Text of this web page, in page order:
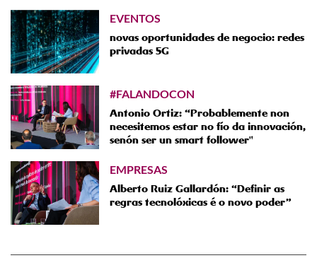
EVENTOS
novas oportunidades de negocio: redes
privadas 5G
#FALANDOCON
Antonio Ortiz: “Probablemente non
necesitemos estar no fío da innovación,
senón ser un smart follower"
EMPRESAS
Alberto Ruiz Gallardón: “Definir as
regras tecnolóxicas é o novo poder”